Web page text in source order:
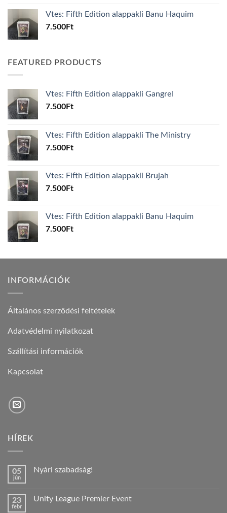
Vtes: Fifth Edition alappakli Banu Haquim
7.500Ft
FEATURED PRODUCTS
Vtes: Fifth Edition alappakli Gangrel
7.500Ft
Vtes: Fifth Edition alappakli The Ministry
7.500Ft
Vtes: Fifth Edition alappakli Brujah
7.500Ft
Vtes: Fifth Edition alappakli Banu Haquim
7.500Ft
INFORMÁCIÓK
Általános szerződési feltételek
Adatvédelmi nyilatkozat
Szállítási információk
Kapcsolat
HÍREK
05
jún
Nyári szabadság!
Nyári
23
febr
Unity League Premier Event